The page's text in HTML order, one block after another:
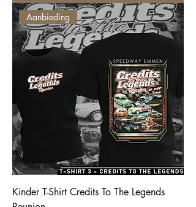
Aanbieding
Kinder T-Shirt Credits To The Legends